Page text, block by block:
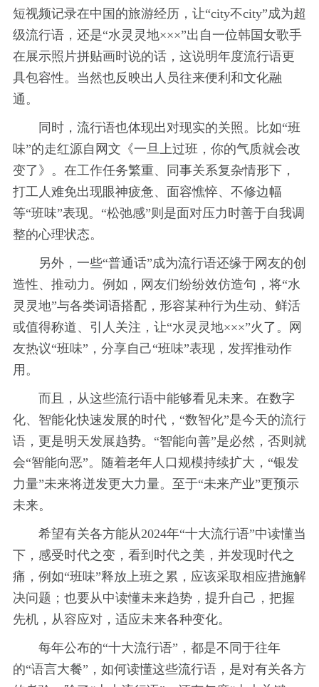
短视频记录在中国的旅游经历，让“city不city”成为超
级流行语，还是“水灵灵地×××”出自一位韩国女歌手
在展示照片拼贴画时说的话，这说明年度流行语更
具包容性。当然也反映出人员往来便利和文化融
通。
同时，流行语也体现出对现实的关照。比如“班
味”的走红源自网文《一旦上过班，你的气质就会改
变了》。在工作任务繁重、同事关系复杂情形下，
打工人难免出现眼神疲惫、面容憔悴、不修边幅
等“班味”表现。“松弛感”则是面对压力时善于自我调
整的心理状态。
另外，一些“普通话”成为流行语还缘于网友的创
造性、推动力。例如，网友们纷纷效仿造句，将“水
灵灵地”与各类词语搭配，形容某种行为生动、鲜活
或值得称道、引人关注，让“水灵灵地×××”火了。网
友热议“班味”，分享自己“班味”表现，发挥推动作
用。
而且，从这些流行语中能够看见未来。在数字
化、智能化快速发展的时代，“数智化”是今天的流行
语，更是明天发展趋势。“智能向善”是必然，否则就
会“智能向恶”。随着老年人口规模持续扩大，“银发
力量”未来将迸发更大力量。至于“未来产业”更预示
未来。
希望有关各方能从2024年“十大流行语”中读懂当
下，感受时代之变，看到时代之美，并发现时代之
痛，例如“班味”释放上班之累，应该采取相应措施解
决问题；也要从中读懂未来趋势，提升自己，把握
先机，从容应对，适应未来各种变化。
每年公布的“十大流行语”，都是不同于往年
的“语言大餐”，如何读懂这些流行语，是对有关各方